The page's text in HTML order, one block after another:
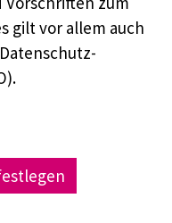
gilt vor allem auch